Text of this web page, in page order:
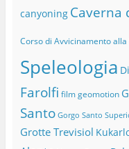
canyoning Caverna
Corso di Avvicinamento alla
Speleologia
Farolfi film geomotion
Santo Gorgo Santo
Grotte Trevisiol